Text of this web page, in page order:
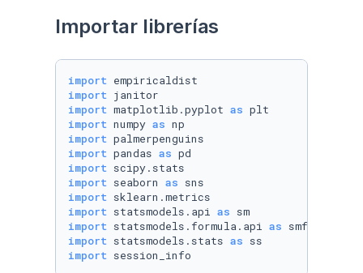
Importar librerías
import
import
import matplotlib.pyplot as
import numpy as
import
import pandas as
import
import seaborn as
import
import statsmodels.api as
import statsmodels.formula.api as
import statsmodels.stats as
import session_info